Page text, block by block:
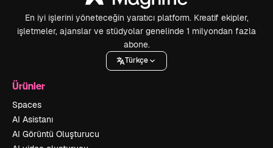
En iyi işlerini yöneteceğin yaratıcı platform. Kreatif ekipler,
işletmeler, ajanslar ve stüdyolar genelinde 1 milyondan fazla
abone.
Türkçe
Ürünler
Spaces
AI Asistanı
AI Görüntü Oluşturucu